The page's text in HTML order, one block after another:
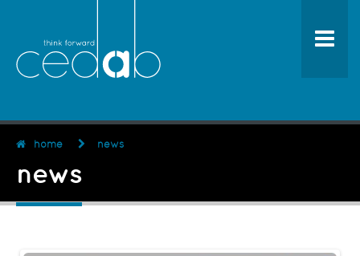
home news
news